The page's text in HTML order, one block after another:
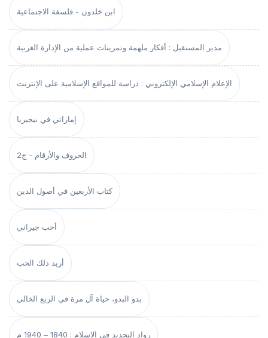
ابن خلدون - فلسفة الاجتماعية
مدير المستقبل : أفكار ملهمة وتمرينات عملية من الإدارة الغربية
الإعلام الإسلامي الإلكتروني : دراسة للمواقع الإسلامية على الإنترنت
إماراتي في نيجيريا
الحروف والأرقام - ج2
كتاب الأربعين في أصول الدين
أحب جيراني
أريد ذلك الحب
بدو البدو، حياة آل مرة في الربع الخالي
رواد التجديد في الإسلام : 1840 – 1940 م